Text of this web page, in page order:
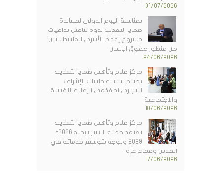
01/07/2026
بمناسبة اليوم الدولي لمساندة
ضحايا التعذيب ندوة تناقش تداعيات
مشروع إعدام الأسرى الفلسطينيين
من منظور حقوق الإنسان
24/06/2026
مركز علاج وتأهيل ضحايا التعذيب
يختتم سلسلة جلسات الإشراف
السريري لمقدّمي الرعاية النفسية
والاجتماعية
18/06/2026
مركز علاج وتأهيل ضحايا التعذيب
يعتمد خطته الاستراتيجية 2026-
2029 ويوجه بتوسيع خدماته في
القدس وقطاع غزة.
17/06/2026